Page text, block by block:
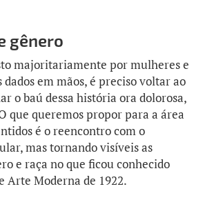
gênero
majoritariamente por mulheres e
dados em mãos, é preciso voltar ao
o baú dessa história ora dolorosa,
que queremos propor para a área
é o reencontro com o
mas tornando visíveis as
e raça no que ficou conhecido
Arte Moderna de 1922.